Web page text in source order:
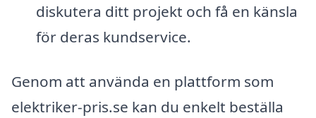
diskutera ditt projekt och få en känsla
för deras kundservice.
Genom att använda en plattform som
elektriker-pris.se kan du enkelt beställa